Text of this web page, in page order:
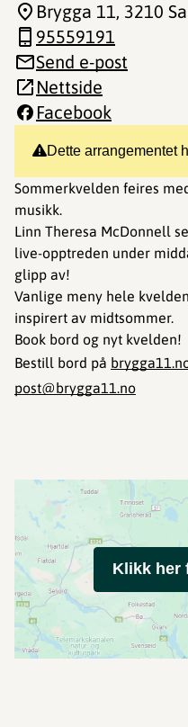
Dette arrangementet
Sommerkvelden feires
musikk.
Linn Theresa McDonnell
live-opptreden under
glipp av!
Vanlige meny hele
inspirert av midtsommer.
Book bord og nyt kvelden!
Bestill bord på
post@brygga11.no
Brygga 11, 3210
95559191
Send e-post
Nettside
Facebook
Klikk her